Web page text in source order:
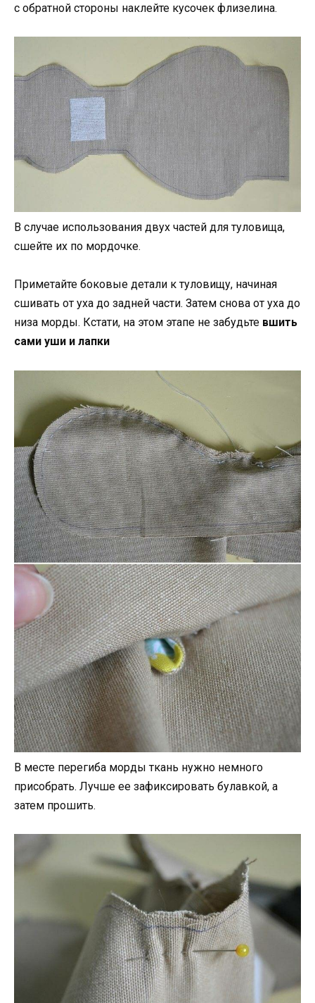
с обратной стороны наклейте кусочек флизелина.
В случае использования двух частей для туловища,
сшейте их по мордочке.
Приметайте боковые детали к туловищу, начиная
сшивать от уха до задней части. Затем снова от уха до
низа морды. Кстати, на этом этапе не забудьте вшить
сами уши и лапки
В месте перегиба морды ткань нужно немного
присобрать. Лучше ее зафиксировать булавкой, а
затем прошить.